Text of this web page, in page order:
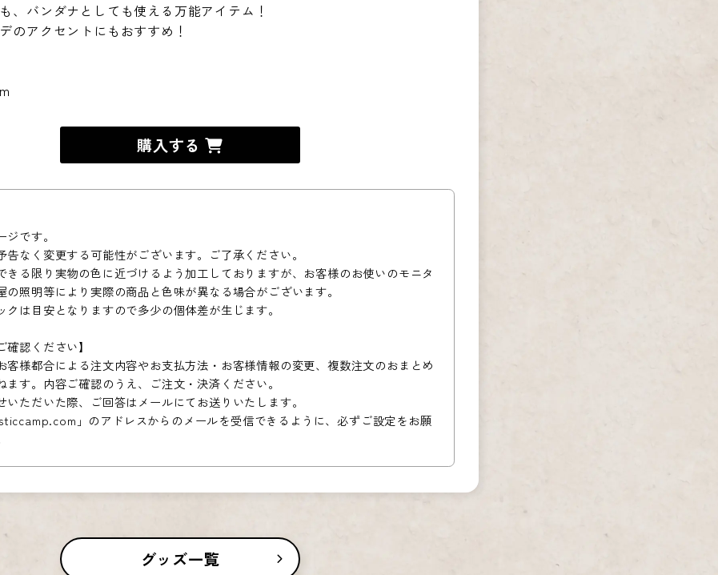
、バンダナとしても使える万能アイテム！
のアクセントにもおすすめ！
購入する
です。
なく変更する可能性がございます。ご了承ください。
る限り実物の色に近づけるよう加工しておりますが、お客様のお使いのモニタ
の照明等により実際の商品と色味が異なる場合がございます。
は目安となりますので多少の個体差が生じます。
確認ください】
客様都合による注文内容やお支払方法・お客様情報の変更、複数注文のおまとめ
ます。内容ご確認のうえ、ご注文・決済ください。
いただいた際、ご回答はメールにてお送りいたします。
」のアドレスからのメールを受信できるように、必ずご設定をお願
グッズ一覧